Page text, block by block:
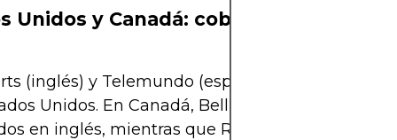
Unidos y Canadá: cobertura premium
(inglés) y Telemundo (español) tienen los
Unidos. En Canadá, Bell Media, TSN y CTV
en inglés, mientras que RDS lo hará en